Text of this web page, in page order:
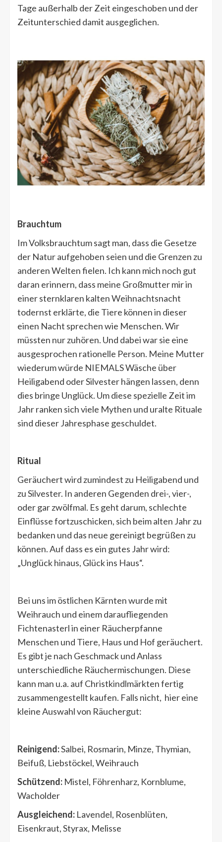
Tage außerhalb der Zeit eingeschoben und der
Zeitunterschied damit ausgeglichen.
Brauchtum
Im Volksbrauchtum sagt man, dass die Gesetze
der Natur aufgehoben seien und die Grenzen zu
anderen Welten fielen. Ich kann mich noch gut
daran erinnern, dass meine Großmutter mir in
einer sternklaren kalten Weihnachtsnacht
todernst erklärte, die Tiere können in dieser
einen Nacht sprechen wie Menschen. Wir
müssten nur zuhören. Und dabei war sie eine
ausgesprochen rationelle Person. Meine Mutter
wiederum würde NIEMALS Wäsche über
Heiligabend oder Silvester hängen lassen, denn
dies bringe Unglück. Um diese spezielle Zeit im
Jahr ranken sich viele Mythen und uralte Rituale
sind dieser Jahresphase geschuldet.
Ritual
Geräuchert wird zumindest zu Heiligabend und
zu Silvester. In anderen Gegenden drei-, vier-,
oder gar zwölfmal. Es geht darum, schlechte
Einflüsse fortzuschicken, sich beim alten Jahr zu
bedanken und das neue gereinigt begrüßen zu
können. Auf dass es ein gutes Jahr wird:
„Unglück hinaus, Glück ins Haus“.
Bei uns im östlichen Kärnten wurde mit
Weihrauch und einem daraufliegenden
Fichtenasterl in einer Räucherpfanne
Menschen und Tiere, Haus und Hof geräuchert.
Es gibt je nach Geschmack und Anlass
unterschiedliche Räuchermischungen. Diese
kann man u.a. auf Christkindlmärkten fertig
zusammengestellt kaufen. Falls nicht, hier eine
kleine Auswahl von Räuchergut:
Reinigend:Salbei, Rosmarin, Minze, Thymian,
Beifuß, Liebstöckel, Weihrauch
Schützend: Mistel, Föhrenharz, Kornblume,
Wacholder
Ausgleichend: Lavendel, Rosenblüten,
Eisenkraut, Styrax, Melisse